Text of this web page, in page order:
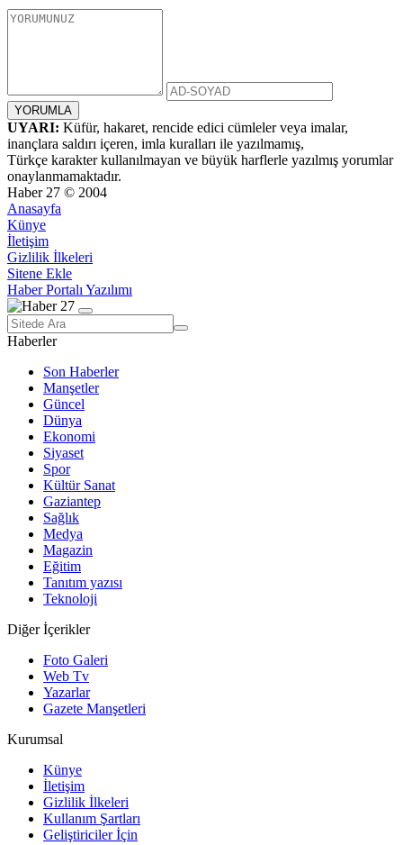
UYARI: Küfür, hakaret, rencide edici cümleler veya imalar,
inançlara saldırı içeren, imla kuralları ile yazılmamış,
Türkçe karakter kullanılmayan ve büyük harflerle yazılmış yorumlar
onaylanmamaktadır.
Haber 27 © 2004
Anasayfa
Künye
İletişim
Gizlilik İlkeleri
Sitene Ekle
Haber Portalı Yazılımı
Haberler
Son Haberler
Manşetler
Güncel
Dünya
Ekonomi
Siyaset
Spor
Kültür Sanat
Gaziantep
Sağlık
Medya
Magazin
Eğitim
Tanıtım yazısı
Teknoloji
Diğer İçerikler
Foto Galeri
Web Tv
Yazarlar
Gazete Manşetleri
Kurumsal
Künye
İletişim
Gizlilik İlkeleri
Kullanım Şartları
Geliştiriciler İçin